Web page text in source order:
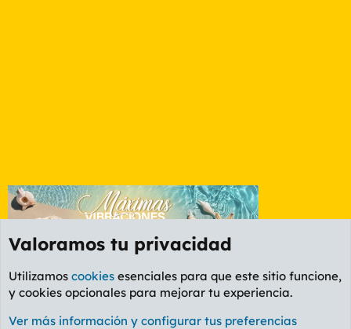
La Whiskería
Valoramos tu privacidad
Utilizamos cookies esenciales para que este sitio funcione,
y cookies opcionales para mejorar tu experiencia.
Ver más información y configurar tus preferencias